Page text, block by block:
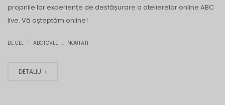
propriile lor experiențe de desfășurare a atelierelor online ABC
live. Vă așteptăm online!
DE CEL ABCTOVLE . NOUTATI
DETALIU